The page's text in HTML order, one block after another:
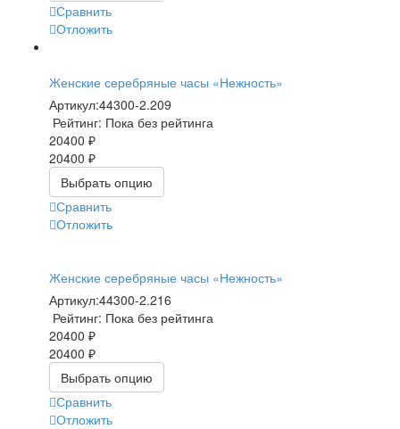
Сравнить
Отложить
Женские серебряные часы «Нежность»
Артикул:44300-2.209
Рейтинг: Пока без рейтинга
20400 ₽
20400 ₽
Выбрать опцию
Сравнить
Отложить
Женские серебряные часы «Нежность»
Артикул:44300-2.216
Рейтинг: Пока без рейтинга
20400 ₽
20400 ₽
Выбрать опцию
Сравнить
Отложить